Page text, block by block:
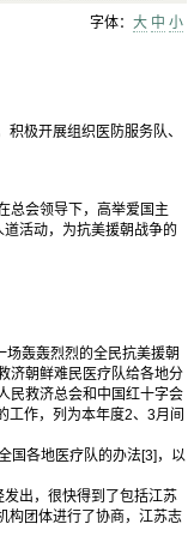
字体： 大 中 小
极开展组织医防服务队、
总会领导下，高举爱国主
活动，为抗美援朝战争的
轰轰烈烈的全民抗美援朝
济朝鲜难民医疗队给各地分
民救济总会和中国红十字会
工作，列为本年度2、3月间
国各地医疗队的办法[3]，以
出，很快得到了包括江苏
构团体进行了协商，江苏志